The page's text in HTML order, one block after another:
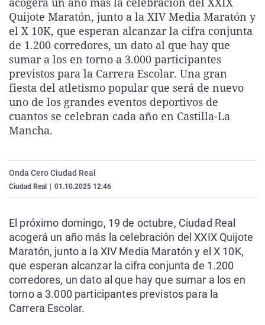
La rosa de los vientos
Gente viajera
Como el perro y el
Caso
Retornados
Equipo de
Operación Viuda
Extremadura
Galicia
La Rioja
Navarra
País Vasco
Virales
Televisión
Elecciones
Quijote Maratón, junto a la XIV Media Maratón y
el X 10K, que esperan alcanzar la cifra conjunta
de 1.200 corredores, un dato al que hay que
sumar a los en torno a 3.000 participantes
previstos para la Carrera Escolar. Una gran
fiesta del atletismo popular que será de nuevo
uno de los grandes eventos deportivos de
cuantos se celebran cada año en Castilla-La
Mancha.
Onda Cero Ciudad Real
Ciudad Real 01.10.2025 12:46
El próximo domingo, 19 de octubre, Ciudad Real
acogerá un año más la celebración del XXIX Quijote
Maratón, junto a la XIV Media Maratón y el X 10K,
que esperan alcanzar la cifra conjunta de 1.200
corredores, un dato al que hay que sumar a los en
torno a 3.000 participantes previstos para la
Carrera Escolar.